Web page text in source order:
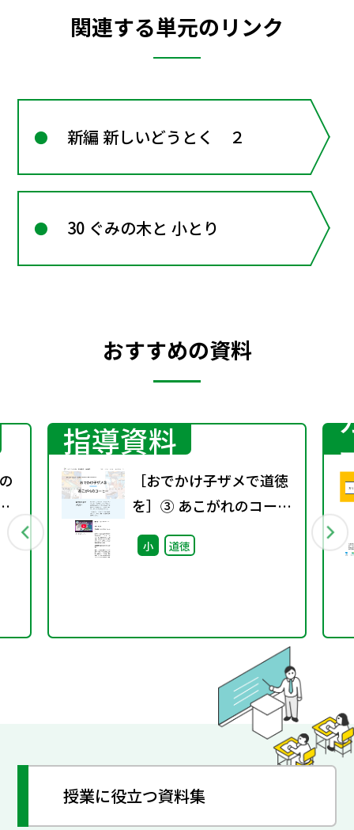
関連する単元のリンク
新編 新しいどうとく ２
30 ぐみの木と 小とり
おすすめの資料
指導資料
［おでかけ子ザメで道徳
を］③ あこがれのコーヒ
ー ~教材+指導案~
小 道徳
授業に役立つ資料集